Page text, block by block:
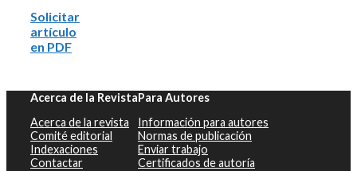
Solicitar
artículo
en PDF
Acerca de la Revista
Acerca de la revista
Comité editorial
Indexaciones
Contactar
Para Autores
Información para autores
Normas de publicación
Enviar trabajo
Certificados de autoría